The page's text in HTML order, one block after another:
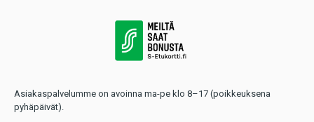
Asiakaspalvelumme on avoinna ma-pe klo 8–17 (poikkeuksena
pyhäpäivät).